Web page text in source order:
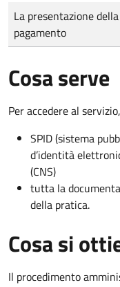
Tipo di pagamento
Importo
La presentazione
pagamento
Cosa serve
Per accedere al
SPID (sistema
d’identità
(CNS)
tutta la
della pratica.
Cosa si
Il procedimento